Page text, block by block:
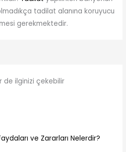
tadilat alanına koruyucu
gerekmektedir.
de ilginizi çekebilir
ve Zararları Nelerdir?